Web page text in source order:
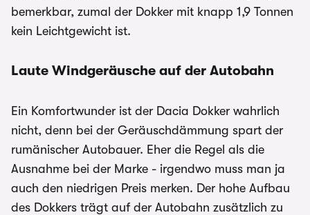
bemerkbar, zumal der Dokker mit knapp 1,9 Tonnen
kein Leichtgewicht ist.
Laute Windgeräusche auf der Autobahn
Ein Komfortwunder ist der Dacia Dokker wahrlich
nicht, denn bei der Geräuschdämmung spart der
rumänischer Autobauer. Eher die Regel als die
Ausnahme bei der Marke - irgendwo muss man ja
auch den niedrigen Preis merken. Der hohe Aufbau
des Dokkers trägt auf der Autobahn zusätzlich zu